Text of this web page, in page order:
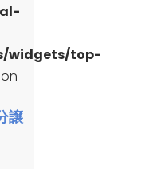
widgets/top-
on
譲